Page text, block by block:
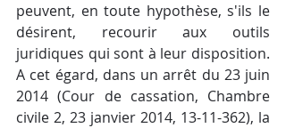
peuvent, en toute hypothèse, s'ils le
désirent, recourir aux outils
juridiques qui sont à leur disposition.
A cet égard, dans un arrêt du 23 juin
2014 (Cour de cassation, Chambre
civile 2, 23 janvier 2014, 13-11-362), la